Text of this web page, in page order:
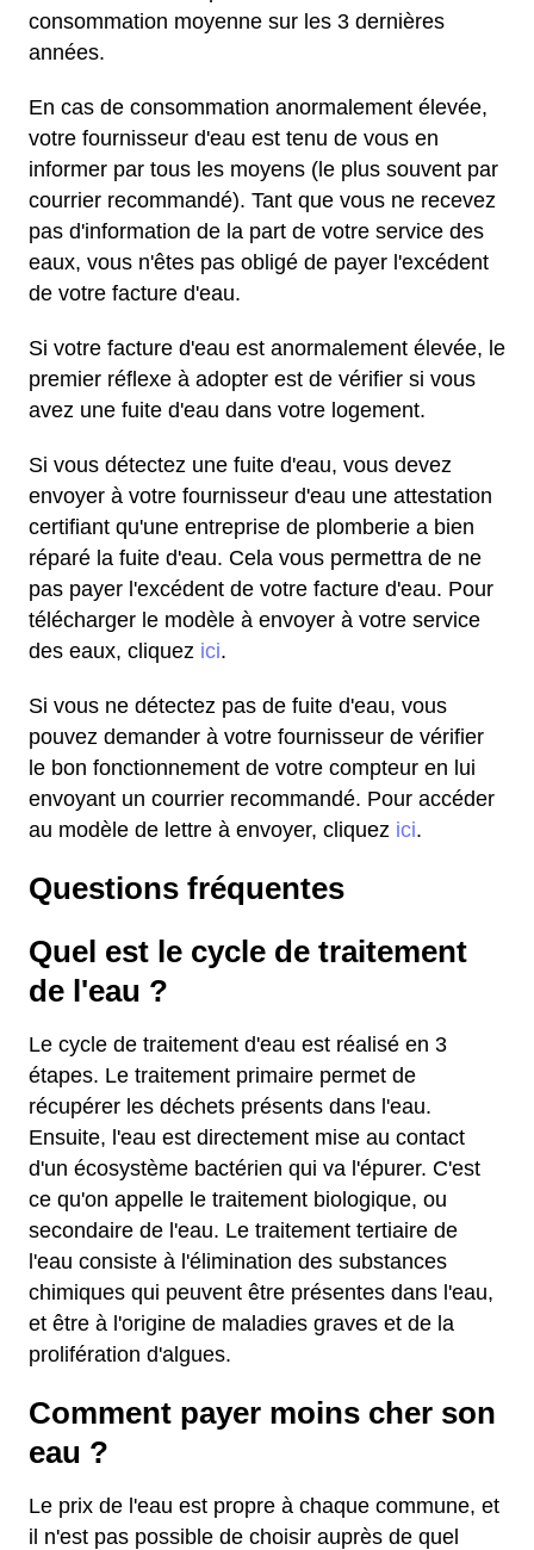
consommation moyenne sur les 3 dernières
années.
En cas de consommation anormalement élevée,
votre fournisseur d'eau est tenu de vous en
informer par tous les moyens (le plus souvent par
courrier recommandé). Tant que vous ne recevez
pas d'information de la part de votre service des
eaux, vous n'êtes pas obligé de payer l'excédent
de votre facture d'eau.
Si votre facture d'eau est anormalement élevée, le
premier réflexe à adopter est de vérifier si vous
avez une fuite d'eau dans votre logement.
Si vous détectez une fuite d'eau, vous devez
envoyer à votre fournisseur d'eau une attestation
certifiant qu'une entreprise de plomberie a bien
réparé la fuite d'eau. Cela vous permettra de ne
pas payer l'excédent de votre facture d'eau. Pour
télécharger le modèle à envoyer à votre service
des eaux, cliquez ici.
Si vous ne détectez pas de fuite d'eau, vous
pouvez demander à votre fournisseur de vérifier
le bon fonctionnement de votre compteur en lui
envoyant un courrier recommandé. Pour accéder
au modèle de lettre à envoyer, cliquez ici.
Questions fréquentes
Quel est le cycle de traitement
de l'eau ?
Le cycle de traitement d'eau est réalisé en 3
étapes. Le traitement primaire permet de
récupérer les déchets présents dans l'eau.
Ensuite, l'eau est directement mise au contact
d'un écosystème bactérien qui va l'épurer. C'est
ce qu'on appelle le traitement biologique, ou
secondaire de l'eau. Le traitement tertiaire de
l'eau consiste à l'élimination des substances
chimiques qui peuvent être présentes dans l'eau,
et être à l'origine de maladies graves et de la
prolifération d'algues.
Comment payer moins cher son
eau ?
Le prix de l'eau est propre à chaque commune, et
il n'est pas possible de choisir auprès de quel